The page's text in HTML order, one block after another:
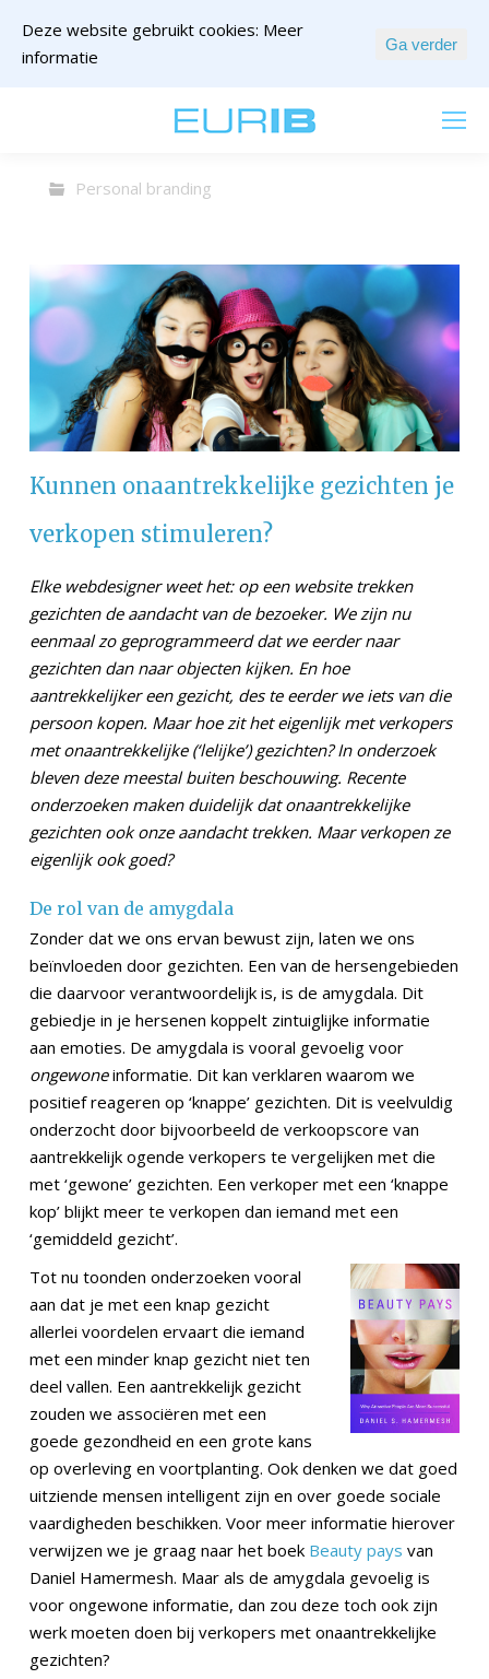
Personal branding
Kunnen onaantrekkelijke gezichten je
verkopen stimuleren?
Elke webdesigner weet het: op een website trekken
gezichten de aandacht van de bezoeker. We zijn nu
eenmaal zo geprogrammeerd dat we eerder naar
gezichten dan naar objecten kijken. En hoe
aantrekkelijker een gezicht, des te eerder we iets van die
persoon kopen. Maar hoe zit het eigenlijk met verkopers
met onaantrekkelijke (‘lelijke’) gezichten? In onderzoek
bleven deze meestal buiten beschouwing. Recente
onderzoeken maken duidelijk dat onaantrekkelijke
gezichten ook onze aandacht trekken. Maar verkopen ze
eigenlijk ook goed?
De rol van de amygdala
Zonder dat we ons ervan bewust zijn, laten we ons
beïnvloeden door gezichten. Een van de hersengebieden
die daarvoor verantwoordelijk is, is de amygdala. Dit
gebiedje in je hersenen koppelt zintuiglijke informatie
aan emoties. De amygdala is vooral gevoelig voor
ongewoneinformatie. Dit kan verklaren waarom we
positief reageren op ‘knappe’ gezichten. Dit is veelvuldig
onderzocht door bijvoorbeeld de verkoopscore van
aantrekkelijk ogende verkopers te vergelijken met die
met ‘gewone’ gezichten. Een verkoper met een ‘knappe
kop’ blijkt meer te verkopen dan iemand met een
‘gemiddeld gezicht’.
Tot nu toonden onderzoeken vooral
aan dat je met een knap gezicht
allerlei voordelen ervaart die iemand
met een minder knap gezicht niet ten
deel vallen. Een aantrekkelijk gezicht
zouden we associëren met een
goede gezondheid en een grote kans
op overleving en voortplanting. Ook denken we dat goed
uitziende mensen intelligent zijn en over goede sociale
vaardigheden beschikken. Voor meer informatie hierover
verwijzen we je graag naar het boek Beauty pays van
Daniel Hamermesh. Maar als de amygdala gevoelig is
voor ongewone informatie, dan zou deze toch ook zijn
werk moeten doen bij verkopers met onaantrekkelijke
gezichten?
Deze website gebruikt cookies: Meer
informatie
Ga verder